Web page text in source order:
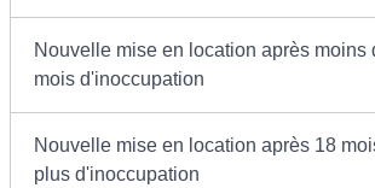
Nouvelle mise en location après moins
mois d'inoccupation
Nouvelle mise en location après 18
plus d'inoccupation